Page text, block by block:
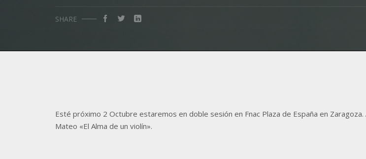
SHARE
Esté próximo 2 Octubre estaremos en doble sesión en Fnac Plaza de España en
Mateo «El Alma de un violín».